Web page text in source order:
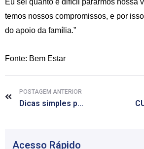
Eu sei quanto é difícil pararmos nossa
temos nossos compromissos, e por
do apoio da família.”
Fonte: Bem Estar
POSTAGEM ANTERIOR
Dicas simples permitem identificar sinais de diabetes em crianças
Acesso Rápido